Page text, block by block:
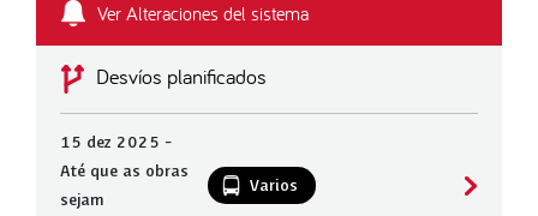
Ver Alteraciones del sistema
Desvíos planificados
15 dez 2025 -
Até que as obras
sejam
Varios